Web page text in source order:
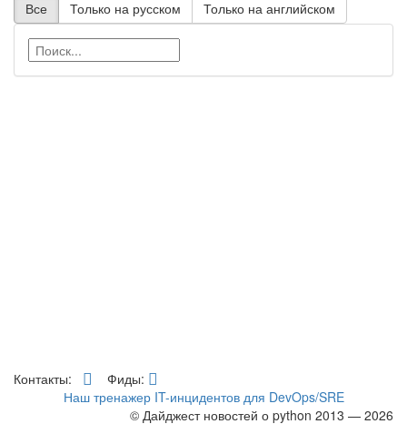
Все Только на русском Только на английском
Контакты:
Фиды:
Наш тренажер IT-инцидентов для DevOps/SRE
© Дайджест новостей о python 2013 — 2026